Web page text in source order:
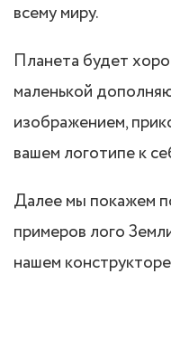
всему миру.
Планета будет
маленькой
изображением,
вашем логотипе к
Далее мы покажем
примеров лого
нашем